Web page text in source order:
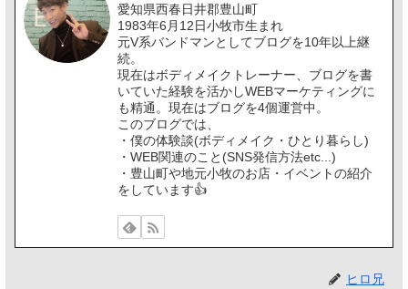
愛知県西春日井郡豊山町
1983年6月12日小牧市生まれ
元V系バンドマンとしてブログを10年以上継
続。
現在はボディメイクトレーナー、ブログを書
いていた経験を活かしWEBマーケティングに
も精通。現在はブログを4個運営中。
このブログでは、
・僕の体験談(ボディメイク・ひとり暮らし)
・WEB関連のこと(SNS発信方法etc...)
・豊山町や地元小牧のお店・イベントの紹介
をしています👍️
ヒロ兄